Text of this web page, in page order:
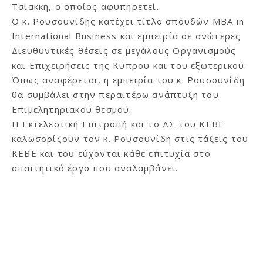
Τσιακκή, ο οποίος αφυπηρετεί.
Ο κ. Ρουσουνίδης κατέχει τίτλο σπουδών MBA in
International Business και εμπειρία σε ανώτερες
Διευθυντικές θέσεις σε μεγάλους Οργανισμούς
και Επιχειρήσεις της Κύπρου και του εξωτερικού.
Όπως αναφέρεται, η εμπειρία του κ. Ρουσουνίδη
θα συμβάλει στην περαιτέρω ανάπτυξη του
Επιμελητηριακού θεσμού.
Η Εκτελεστική Επιτροπή και το ΔΣ του ΚΕΒΕ
καλωσορίζουν τον κ. Ρουσουνίδη στις τάξεις του
ΚΕΒΕ και του εύχονται κάθε επιτυχία στο
απαιτητικό έργο που αναλαμβάνει.